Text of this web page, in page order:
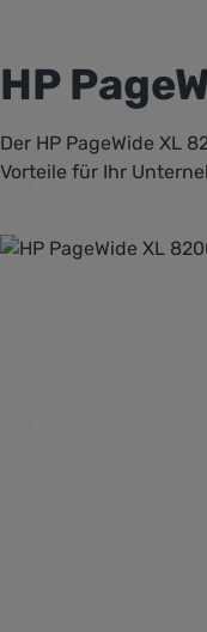
HP
Der HP PageWide XL
Vorteile für Ihr
Bildergalerie